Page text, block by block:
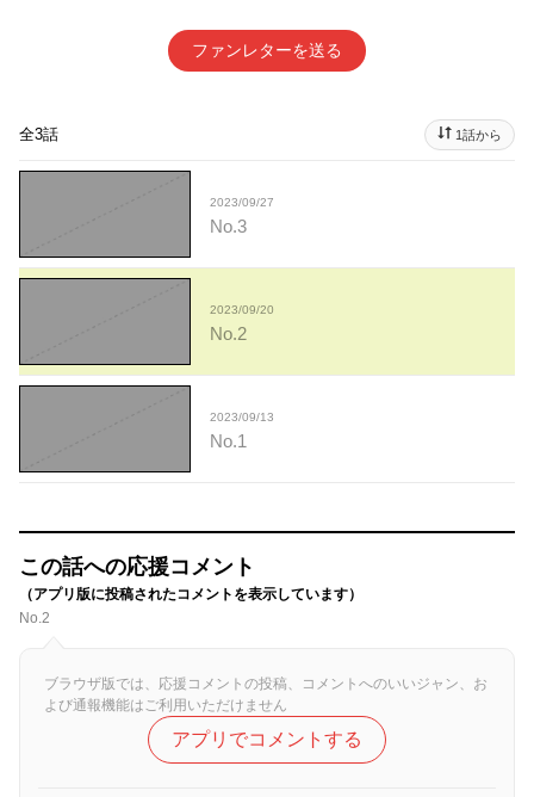
ファンレターを送る
全3話 1話から
2023/09/27
No.3
2023/09/20
No.2
2023/09/13
No.1
この話への応援コメント
（アプリ版に投稿されたコメントを表示しています）
No.2
ブラウザ版では、応援コメントの投稿、コメントへのいいジャン、お
よび通報機能はご利用いただけません
アプリでコメントする